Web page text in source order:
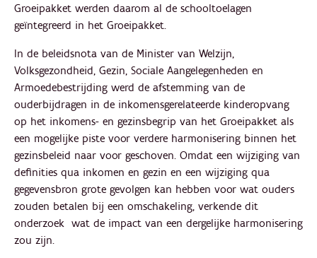
Groeipakket werden daarom al de schooltoelagen
geïntegreerd in het Groeipakket.
In de beleidsnota van de Minister van Welzijn,
Volksgezondheid, Gezin, Sociale Aangelegenheden en
Armoedebestrijding werd de afstemming van de
ouderbijdragen in de inkomensgerelateerde kinderopvang
op het inkomens- en gezinsbegrip van het Groeipakket als
een mogelijke piste voor verdere harmonisering binnen het
gezinsbeleid naar voor geschoven. Omdat een wijziging van
definities qua inkomen en gezin en een wijziging qua
gegevensbron grote gevolgen kan hebben voor wat ouders
zouden betalen bij een omschakeling, verkende dit
onderzoek wat de impact van een dergelijke harmonisering
zou zijn.